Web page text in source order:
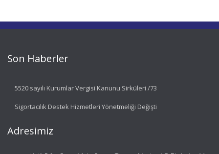
Son Haberler
5520 sayılı Kurumlar Vergisi Kanunu Sirküleri /73
Sigortacılık Destek Hizmetleri Yönetmeliği Değişti
Adresimiz